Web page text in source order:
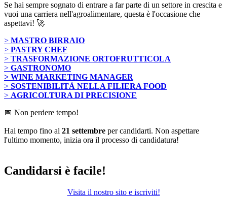
Se hai sempre sognato di entrare a far parte di un settore in crescita e
vuoi una carriera nell'agroalimentare, questa è l'occasione che
aspettavi! 🚀
> MASTRO BIRRAIO
> PASTRY CHEF
> TRASFORMAZIONE ORTOFRUTTICOLA
> GASTRONOMO
> WINE MARKETING MANAGER
> SOSTENIBILITÀ NELLA FILIERA FOOD
> AGRICOLTURA DI PRECISIONE
📅 Non perdere tempo!
Hai tempo fino al 21 settembre per candidarti. Non aspettare
l'ultimo momento, inizia ora il processo di candidatura!
Candidarsi è facile!
Visita il nostro sito e iscriviti!